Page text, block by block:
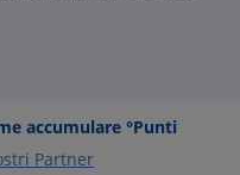
accumulare °Punti
Partner